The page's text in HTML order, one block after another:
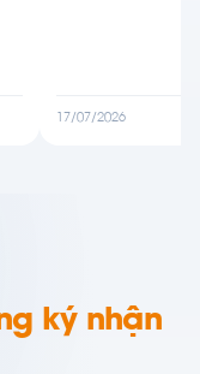
17/07/2026
ký nhận